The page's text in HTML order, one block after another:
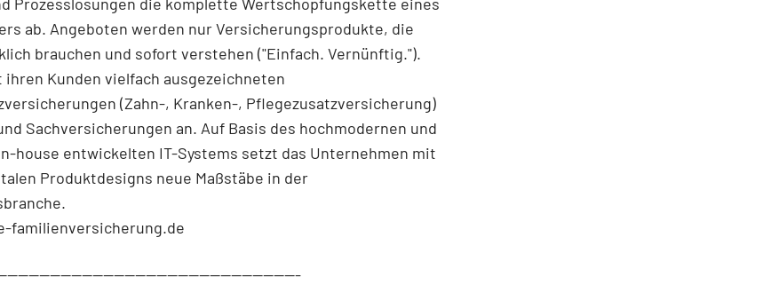
ab. Angeboten werden nur Versicherungsprodukte, die
brauchen und sofort verstehen ("Einfach. Vernünftig.").
ihren Kunden vielfach ausgezeichneten
(Zahn-, Kranken-, Pflegezusatzversicherung)
Sachversicherungen an. Auf Basis des hochmodernen und
house entwickelten IT-Systems setzt das Unternehmen mit
Produktdesigns neue Maßstäbe in der
familienversicherung.de